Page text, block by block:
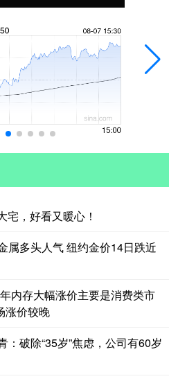
宅，好看又暖心！
属多头人气 纽约金价14日跌近
内存大幅涨价主要是消费类市
涨价较晚
破除“35岁”焦虑，公司有60岁